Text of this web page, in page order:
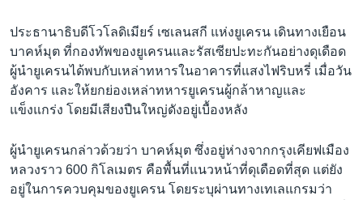
ประธานาธิบดีโวโลดิเมียร์ เซเลนสกี แห่งยูเครน เดินทางเยือน
บาคห์มุต ที่กองทัพของยูเครนและรัสเซียปะทะกันอย่างดุเดือด
ผู้นำยูเครนได้พบกับเหล่าทหารในอาคารที่แสงไฟริบหรี่ เมื่อวัน
อังคาร และให้ยกย่องเหล่าทหารยูเครนผู้กล้าหาญและ
แข็งแกร่ง โดยมีเสียงปืนใหญ่ดังอยู่เบื้องหลัง
ผู้นำยูเครนกล่าวด้วยว่า บาคห์มุต ซึ่งอยู่ห่างจากกรุงเคียฟเมือง
หลวงราว 600 กิโลเมตร คือพื้นที่แนวหน้าที่ดุเดือดที่สุด แต่ยัง
อยู่ในการควบคุมของยูเครน โดยระบุผ่านทางเทเลแกรมว่า